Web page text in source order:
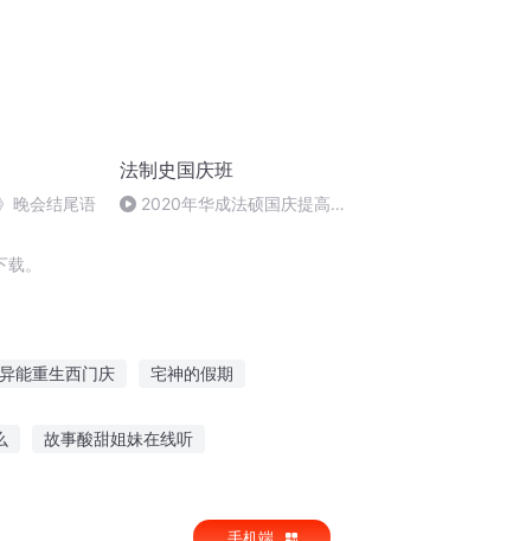
晚会结尾语
法制史国庆班
2020年华成法硕国庆提高班
。
异能重生西门庆 宅神的假期
故事酸甜姐妹在线听